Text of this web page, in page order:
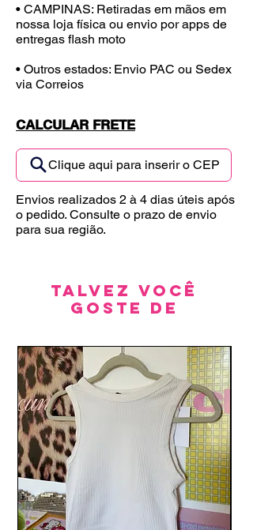
• CAMPINAS: Retiradas em mãos em
nossa loja física ou envio por apps de
entregas flash moto
• Outros estados: Envio PAC ou Sedex
via Correios
CALCULAR FRETE
Clique aqui para inserir o CEP
Envios realizados 2 à 4 dias úteis após
o pedido. Consulte o prazo de envio
para sua região.
Talvez você
goste de